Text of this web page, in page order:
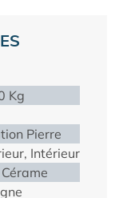
Kg
Pierre
Intérieur